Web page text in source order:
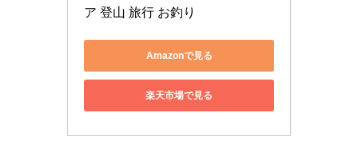
ア 登山 旅行 お釣り
Amazonで見る
楽天市場で見る